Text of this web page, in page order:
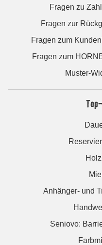
Fragen zu
Fragen zur
Fragen zum
Fragen zum
Muster-
Anhänger- und
Seniovo: